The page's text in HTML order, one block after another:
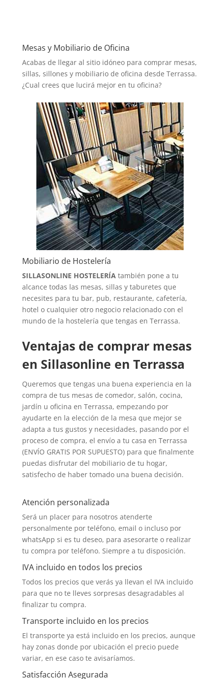
Mesas y Mobiliario de Oficina
Acabas de llegar al sitio idóneo para comprar mesas,
sillas, sillones y mobiliario de oficina desde Terrassa.
¿Cual crees que lucirá mejor en tu oficina?
Mobiliario de Hostelería
SILLASONLINE HOSTELERÍAtambién pone a tu
alcance todas las mesas, sillas y taburetes que
necesites para tu bar, pub, restaurante, cafetería,
hotel o cualquier otro negocio relacionado con el
mundo de la hostelería que tengas en Terrassa.
Ventajas de comprar mesas
en Sillasonline en Terrassa
Queremos que tengas una buena experiencia en la
compra de tus mesas de comedor, salón, cocina,
jardín u oficina en Terrassa, empezando por
ayudarte en la elección de la mesa que mejor se
adapta a tus gustos y necesidades, pasando por el
proceso de compra, el envío a tu casa en Terrassa
(ENVÍO GRATIS POR SUPUESTO) para que finalmente
puedas disfrutar del mobiliario de tu hogar,
satisfecho de haber tomado una buena decisión.
Atención personalizada
Será un placer para nosotros atenderte
personalmente por teléfono, email o incluso por
whatsApp si es tu deseo, para asesorarte o realizar
tu compra por teléfono. Siempre a tu disposición.
IVA incluido en todos los precios
Todos los precios que verás ya llevan el IVA incluido
para que no te lleves sorpresas desagradables al
finalizar tu compra.
Transporte incluido en los precios
El transporte ya está incluido en los precios, aunque
hay zonas donde por ubicación el precio puede
variar, en ese caso te avisaríamos.
Satisfacción Asegurada